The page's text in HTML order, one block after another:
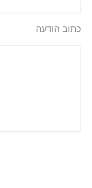
כתוב הודעה